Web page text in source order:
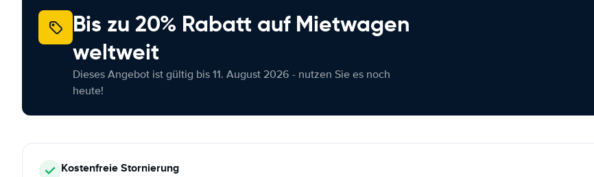
Bis zu 20% Rabatt auf Mietwagen
weltweit
Dieses Angebot ist gültig bis 11. August 2026 - nutzen Sie es noch
heute!
KostenfreieStornierung